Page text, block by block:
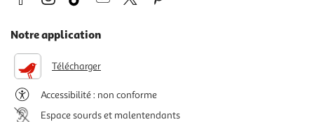
Notre application
Télécharger
Accessibilité : non conforme
Espace sourds et malentendants